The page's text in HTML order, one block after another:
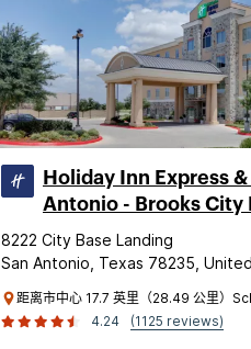
Holiday Inn Express
Antonio - Brooks City
8222 City Base Landing
San Antonio, Texas 78235,
距离市中心 17.7 英里（28.49 公里）
4.24
(1125 reviews)